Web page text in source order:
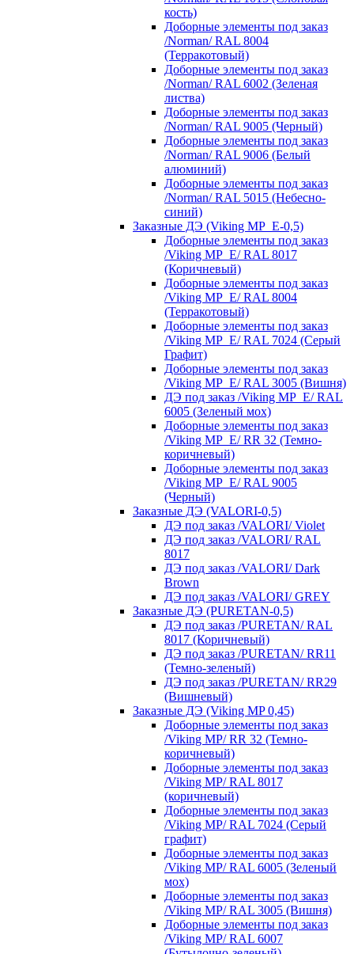
кость)
Доборные элементы под заказ
/Norman/ RAL 8004
(Терракотовый)
Доборные элементы под заказ
/Norman/ RAL 6002 (Зеленая
листва)
Доборные элементы под заказ
/Norman/ RAL 9005 (Черный)
Доборные элементы под заказ
/Norman/ RAL 9006 (Белый
алюминий)
Доборные элементы под заказ
/Norman/ RAL 5015 (Небесно-
синий)
Заказные ДЭ (Viking MP_E-0,5)
Доборные элементы под заказ
/Viking MP_E/ RAL 8017
(Коричневый)
Доборные элементы под заказ
/Viking MP_E/ RAL 8004
(Терракотовый)
Доборные элементы под заказ
/Viking MP_E/ RAL 7024 (Серый
Графит)
Доборные элементы под заказ
/Viking MP_E/ RAL 3005 (Вишня)
ДЭ под заказ /Viking MP_E/ RAL
6005 (Зеленый мох)
Доборные элементы под заказ
/Viking MP_E/ RR 32 (Темно-
коричневый)
Доборные элементы под заказ
/Viking MP_E/ RAL 9005
(Черный)
Заказные ДЭ (VALORI-0,5)
ДЭ под заказ /VALORI/ Violet
ДЭ под заказ /VALORI/ RAL
8017
ДЭ под заказ /VALORI/ Dark
Brown
ДЭ под заказ /VALORI/ GREY
Заказные ДЭ (PURETAN-0,5)
ДЭ под заказ /PURETAN/ RAL
8017 (Коричневый)
ДЭ под заказ /PURETAN/ RR11
(Темно-зеленый)
ДЭ под заказ /PURETAN/ RR29
(Вишневый)
Заказные ДЭ (Viking MP 0,45)
Доборные элементы под заказ
/Viking MP/ RR 32 (Темно-
коричневый)
Доборные элементы под заказ
/Viking MP/ RAL 8017
(коричневый)
Доборные элементы под заказ
/Viking MP/ RAL 7024 (Серый
графит)
Доборные элементы под заказ
/Viking MP/ RAL 6005 (Зеленый
мох)
Доборные элементы под заказ
/Viking MP/ RAL 3005 (Вишня)
Доборные элементы под заказ
/Viking MP/ RAL 6007